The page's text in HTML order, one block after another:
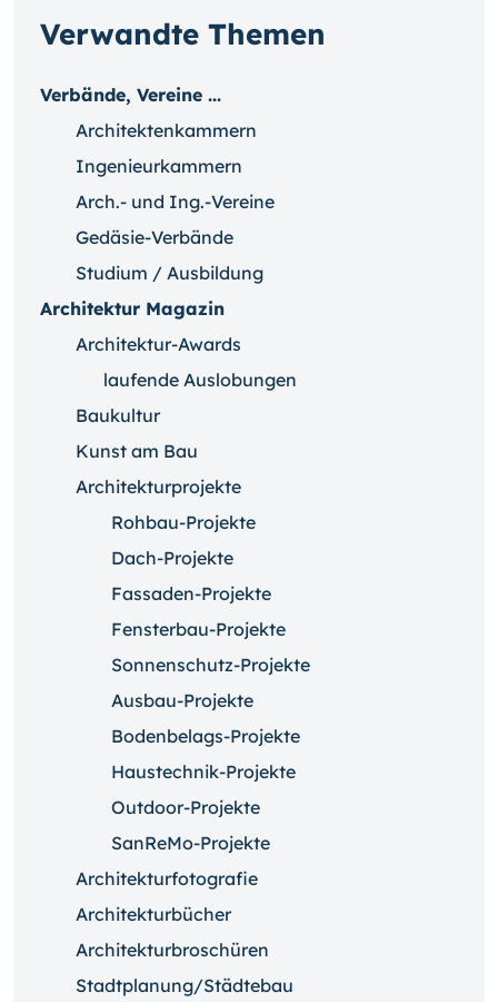
Verwandte Themen
Verbände, Vereine ...
Architektenkammern
Ingenieurkammern
Arch.- und Ing.-Vereine
Gedäsie-Verbände
Studium / Ausbildung
Architektur Magazin
Architektur-Awards
laufende Auslobungen
Baukultur
Kunst am Bau
Architekturprojekte
Rohbau-Projekte
Dach-Projekte
Fassaden-Projekte
Fensterbau-Projekte
Sonnenschutz-Projekte
Ausbau-Projekte
Bodenbelags-Projekte
Haustechnik-Projekte
Outdoor-Projekte
SanReMo-Projekte
Architekturfotografie
Architekturbücher
Architekturbroschüren
Stadtplanung/Städtebau